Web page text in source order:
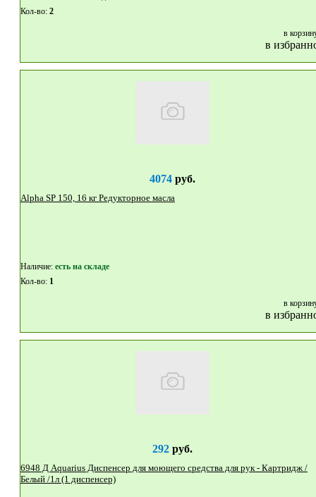
Кол-во: 2
в
в
4074руб.
Alpha SP 150, 16 кг Редукторное масла
Наличие: eсть на складе
Кол-во: 1
в
в
292руб.
6948 Д Aquarius Диспенсер для моющего средства для рук - Картридж /
Белый /1л (1 диспенсер)